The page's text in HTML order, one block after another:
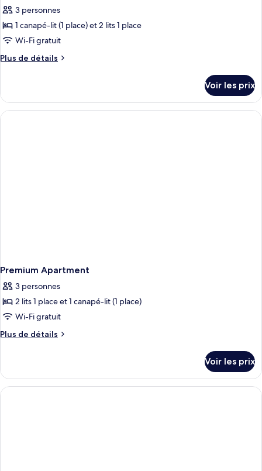
3 personnes
1 canapé-lit (1 place) et 2 lits 1 place
Wi-Fi gratuit
Plus de détails
Plus
le
type
de
Voir les prix
Premium Apartment
3 personnes
2 lits 1 place et 1 canapé-lit (1 place)
Wi-Fi gratuit
Plus de détails
Plus
le
type
de
Voir les prix